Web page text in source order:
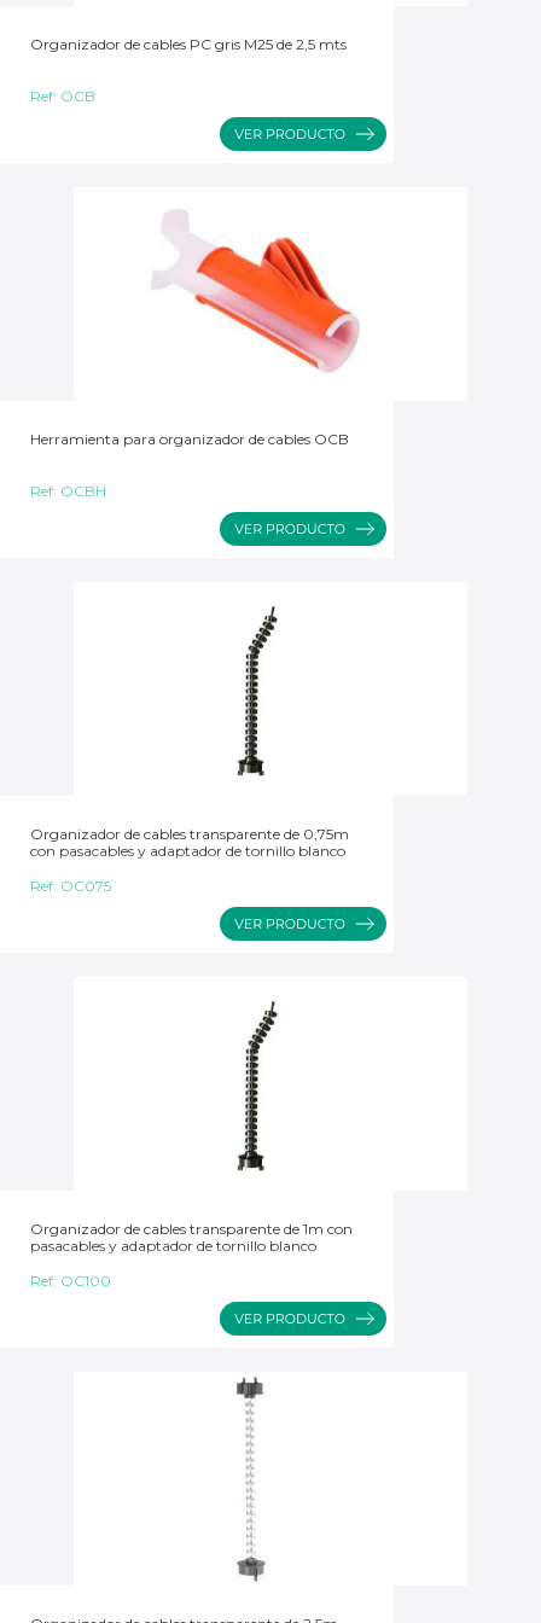
Organizador de cables PC gris M25 de 2,5 mts
Ref: OCB
Herramienta para organizador de cables OCB
Ref: OCBH
Organizador de cables transparente de 0,75m
con pasacables y adaptador de tornillo blanco
Ref: OC075
Organizador de cables transparente de 1m con
pasacables y adaptador de tornillo blanco
Ref: OC100